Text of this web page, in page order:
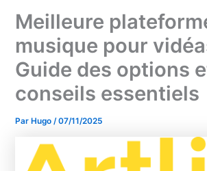
Meilleure
musique pour
Guide des options
conseils essentiels
ParHugo /07/11/2025